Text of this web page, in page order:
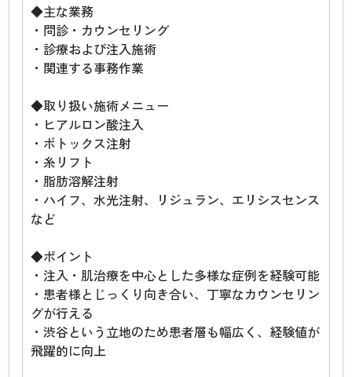
◆主な業務
・問診・カウンセリング
・診療および注入施術
・関連する事務作業
◆取り扱い施術メニュー
・ヒアルロン酸注入
・ボトックス注射
・糸リフト
・脂肪溶解注射
・ハイフ、水光注射、リジュラン、エリシスセンス
など
◆ポイント
・注入・肌治療を中心とした多様な症例を経験可能
・患者様とじっくり向き合い、丁寧なカウンセリン
グが行える
・渋谷という立地のため患者層も幅広く、経験値が
飛躍的に向上